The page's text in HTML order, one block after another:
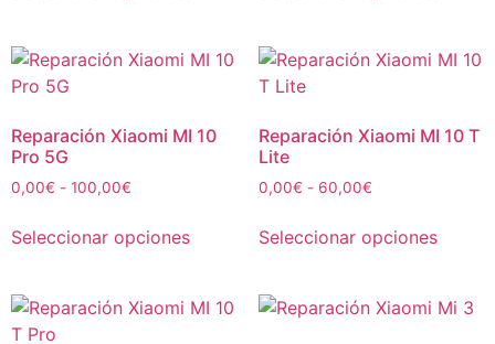
Reparación Xiaomi MI 10
Pro 5G
0,00€ - 100,00€
Seleccionar opciones
Reparación Xiaomi MI 10 T
Lite
0,00€ - 60,00€
Seleccionar opciones